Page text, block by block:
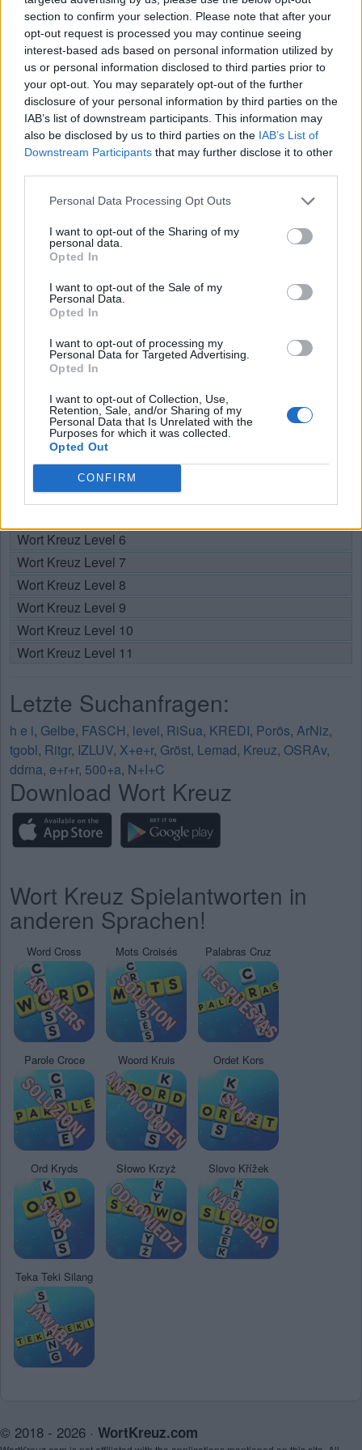
section to confirm your selection. Please note that after your
opt-out request is processed you may continue seeing
interest-based ads based on personal information utilized by
us or personal information disclosed to third parties prior to
your opt-out. You may separately opt-out of the further
disclosure of your personal information by third parties on the
IAB’s list of downstream participants. This information may
also be disclosed by us to third parties on the IAB’s List of
Downstream Participants that may further disclose it to other
Personal Data Processing Opt Outs
I want to opt-out of the Sharing of my
personal data.
Opted In
I want to opt-out of the Sale of my
Personal Data.
Opted In
I want to opt-out of processing my
Personal Data for Targeted Advertising.
Opted In
I want to opt-out of Collection, Use,
Retention, Sale, and/or Sharing of my
Personal Data that Is Unrelated with the
Purposes for which it was collected.
Opted Out
CONFIRM
mit Ihrer Freundesliste, mehr Spieler bedeutet mehr Umsatz
für den Entwickler, also helfen Sie ihm zu wachsen.
Suche nach Buchstaben.
Geben Sie alle Buchstaben
des Puzzles ein:
Suche
nach
Buchstaben.
Puzzles
Wählen Sie Ihr Puzzle aus:
Puzzle nicht gefunden.
Hier können Sie nach Ihrer Antwort anhand der
Levelnummer suchen, aber wir empfehlen Ihnen, die Suche
nach Buchstaben zu verwenden.
Wählen Sie Ihr Level:
Wort Kreuz Level 1
Wort Kreuz Level 2
Wort Kreuz Level 3
Wort Kreuz Level 4
Wort Kreuz Level 6
Wort Kreuz Level 7
Wort Kreuz Level 8
Wort Kreuz Level 9
Wort Kreuz Level 10
Wort Kreuz Level 11
Letzte Suchanfragen:
h e i, Gelbe, FASCH, level, RiSua, KREDI, Porös, ArNiz,
tgobl, Ritgr, IZLUV, X+e+r, Gröst, Lemad, Kreuz, OSRAv,
ddrna, e+r+r, 500+a, N+I+C
Download Wort Kreuz
Wort Kreuz Spielantworten in
anderen Sprachen!
Word Cross Mots Croisés Palabras Cruz
Parole Croce Woord Kruis Ordet Kors
Ord Kryds Słowo Krzyż Slovo Křížek
Teka Teki Silang
© 2018 - 2026 · WortKreuz.com